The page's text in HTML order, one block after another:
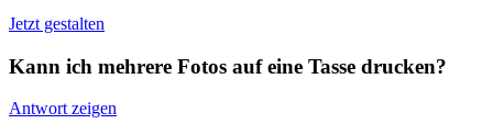
Jetzt gestalten
Kann ich mehrere Fotos auf eine Tasse drucken?
Antwort zeigen